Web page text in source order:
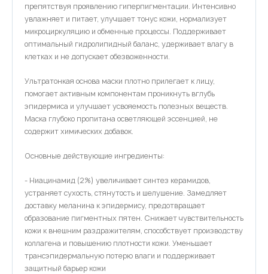
препятствуя проявлению гиперпигментации. Интенсивно
увлажняет и питает, улучшает тонус кожи, нормализует
микроциркуляцию и обменные процессы. Поддерживает
оптимальный гидролипидный баланс, удерживает влагу в
клетках и не допускает обезвоженности.
Ультратонкая основа маски плотно прилегает к лицу,
помогает активным компонентам проникнуть вглубь
эпидермиса и улучшает усвояемость полезных веществ.
Маска глубоко пропитана осветляющей эссенцией, не
содержит химических добавок.
Основные действующие ингредиенты:
- Ниацинамид (2%) увеличивает синтез керамидов,
устраняет сухость, стянутость и шелушение. Замедляет
доставку меланина к эпидермису, предотвращает
образование пигментных пятен. Снижает чувствительность
кожи к внешним раздражителям, способствует производству
коллагена и повышению плотности кожи. Уменьшает
трансэпидермальную потерю влаги и поддерживает
защитный барьер кожи
Оставить отзыв
Дарья 02.11.2024
Сама маска плотно прилегает к коже, тонкая, хорошо
увлажняет, приятно пахнет, заметно отбеливает лицо и
заметными. Буду брать еще!